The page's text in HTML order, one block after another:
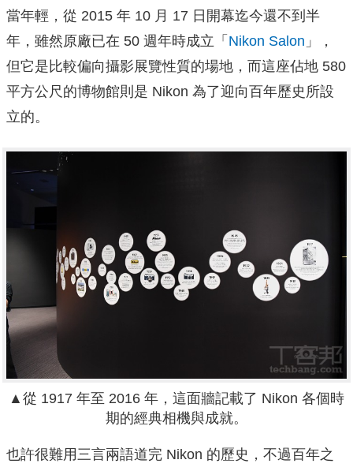
當年輕，從 2015 年 10 月 17 日開幕迄今還不到半
年，雖然原廠已在 50 週年時成立「 Nikon Salon 」，
但它是比較偏向攝影展覽性質的場地，而這座佔地 580
平方公尺的博物館則是 Nikon 為了迎向百年歷史所設
立的。
▲從 1917 年至 2016 年，這面牆記載了 Nikon 各個時
期的經典相機與成就。
也許很難用三言兩語道完 Nikon 的歷史，不過百年之